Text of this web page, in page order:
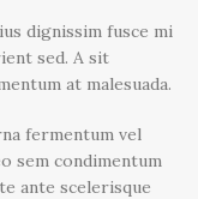
dignissim fusce mi
sed. A sit
at malesuada.
fermentum vel
sem condimentum
ante scelerisque